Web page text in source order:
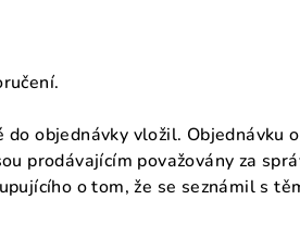
objednávky vložil. Objednávku
prodávajícím považovány za
o tom, že se seznámil s